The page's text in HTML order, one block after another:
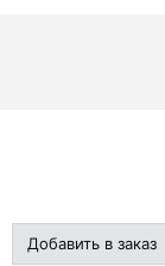
Добавить в заказ